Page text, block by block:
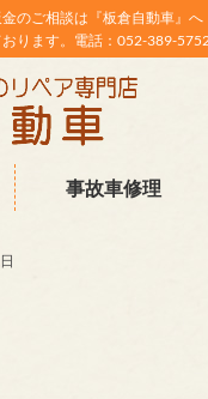
金のご相談は『板倉自動車』
ります。電話：052-389-
事故車修理